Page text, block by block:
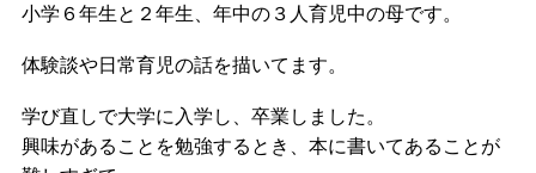
小学６年生と２年生、年中の３人育児中の母です。
体験談や日常育児の話を描いてます。
学び直しで大学に入学し、卒業しました。
興味があることを勉強するとき、本に書いてあることが